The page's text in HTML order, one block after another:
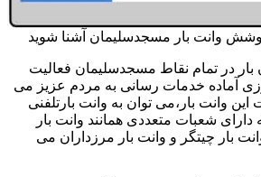
وانت بار مسجدسلیمان آشنا شوید
در تمام نقاط مسجدسلیمان فعالیت
آماده خدمات رسانی به مردم عزیز می
وانت بار،می توان به وانت بارتلفنی
شعبات متعددی همانند وانت بار
بار چیتگر و وانت بار مرزداران می